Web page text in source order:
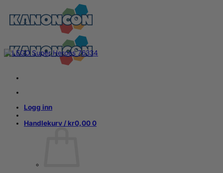
content
Logg inn
Handlekurv / kr0,000